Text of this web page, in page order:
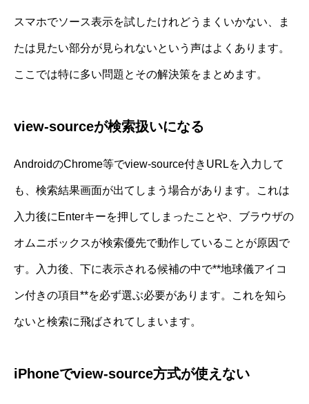
スマホでソース表示を試したけれどうまくいかない、ま
たは見たい部分が見られないという声はよくあります。
ここでは特に多い問題とその解決策をまとめます。
view-sourceが検索扱いになる
AndroidのChrome等でview-source付きURLを入力して
も、検索結果画面が出てしまう場合があります。これは
入力後にEnterキーを押してしまったことや、ブラウザの
オムニボックスが検索優先で動作していることが原因で
す。入力後、下に表示される候補の中で**地球儀アイコ
ン付きの項目**を必ず選ぶ必要があります。これを知ら
ないと検索に飛ばされてしまいます。
iPhoneでview-source方式が使えない